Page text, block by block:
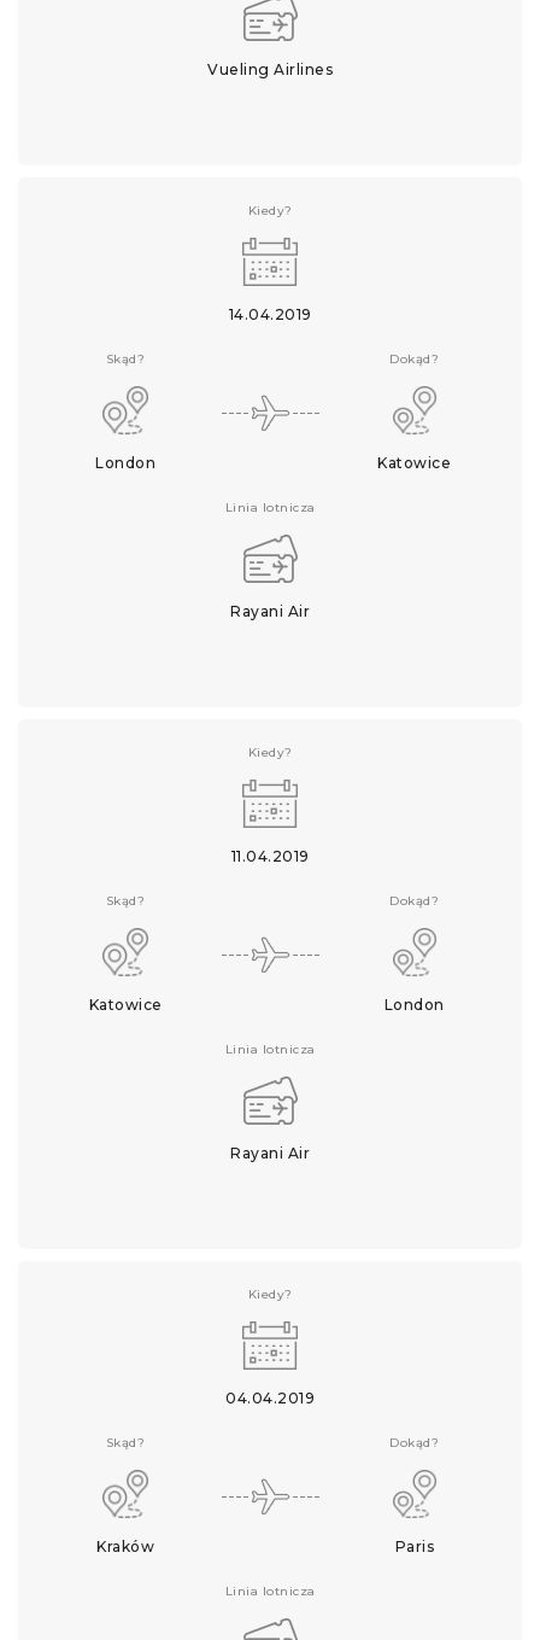
Vueling Airlines
Kiedy?
14.04.2019
Skąd?
London
Dokąd?
Katowice
Linia lotnicza
Rayani Air
Kiedy?
11.04.2019
Skąd?
Katowice
Dokąd?
London
Linia lotnicza
Rayani Air
Kiedy?
04.04.2019
Skąd?
Kraków
Dokąd?
Paris
Linia lotnicza